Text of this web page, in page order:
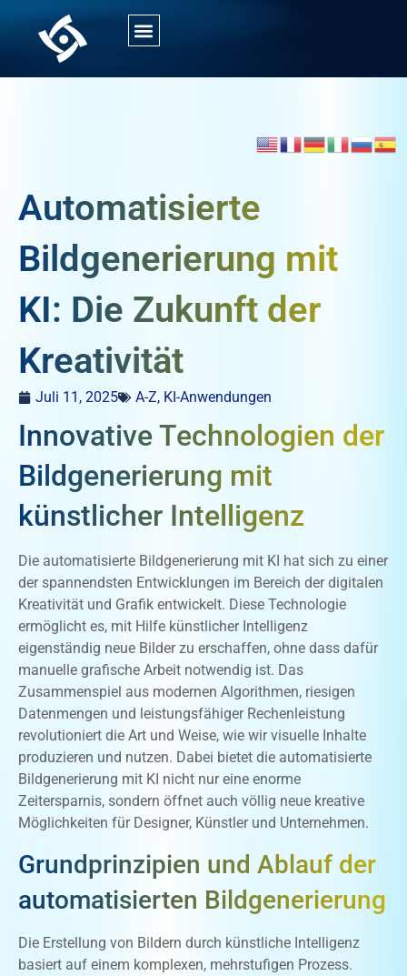
Automatisierte
Bildgenerierung mit
KI: Die Zukunft der
Kreativität
Juli 11, 2025 A-Z, KI-Anwendungen
Innovative Technologien der
Bildgenerierung mit
künstlicher Intelligenz
Die automatisierte Bildgenerierung mit KI hat sich zu einer
der spannendsten Entwicklungen im Bereich der digitalen
Kreativität und Grafik entwickelt. Diese Technologie
ermöglicht es, mit Hilfe künstlicher Intelligenz
eigenständig neue Bilder zu erschaffen, ohne dass dafür
manuelle grafische Arbeit notwendig ist. Das
Zusammenspiel aus modernen Algorithmen, riesigen
Datenmengen und leistungsfähiger Rechenleistung
revolutioniert die Art und Weise, wie wir visuelle Inhalte
produzieren und nutzen. Dabei bietet die automatisierte
Bildgenerierung mit KI nicht nur eine enorme
Zeitersparnis, sondern öffnet auch völlig neue kreative
Möglichkeiten für Designer, Künstler und Unternehmen.
Grundprinzipien und Ablauf der
automatisierten Bildgenerierung
Die Erstellung von Bildern durch künstliche Intelligenz
basiert auf einem komplexen, mehrstufigen Prozess.